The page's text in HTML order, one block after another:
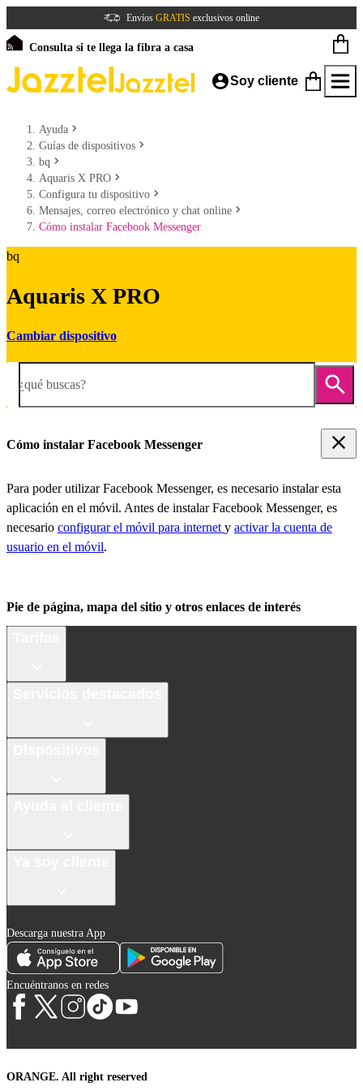
Envíos GRATIS exclusivos online
Consulta si te llega la fibra a casa
Soy cliente
Ayuda
Guías de dispositivos
bq
Aquaris X PRO
Configura tu dispositivo
Mensajes, correo electrónico y chat online
Cómo instalar Facebook Messenger
bq
Aquaris X PRO
Cambiar dispositivo
¿qué buscas?
Cómo instalar Facebook Messenger
Para poder utilizar Facebook Messenger, es necesario instalar esta
aplicación en el móvil. Antes de instalar Facebook Messenger, es
necesario configurar el móvil para internet y activar la cuenta de
usuario en el móvil.
Pie de página, mapa del sitio y otros enlaces de interés
Descarga nuestra App
Encuéntranos en redes
ORANGE. All right reserved